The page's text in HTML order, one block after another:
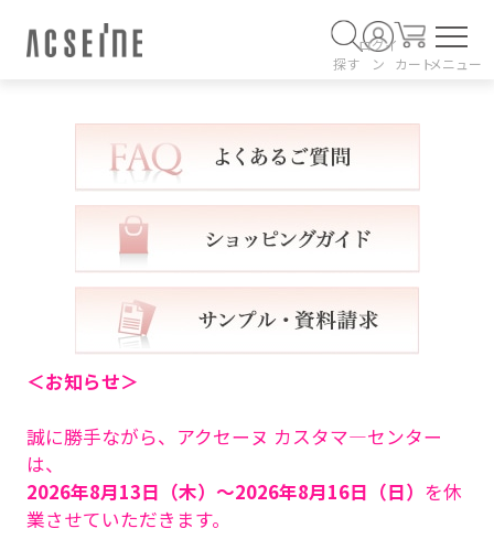
探す
ログイ
ン
カートメニュー
＜お知らせ＞
誠に勝手ながら、アクセーヌ カスタマ―センター
は、
2026年8月13日（木）～2026年8月16日（日） を休
業させていただきます。